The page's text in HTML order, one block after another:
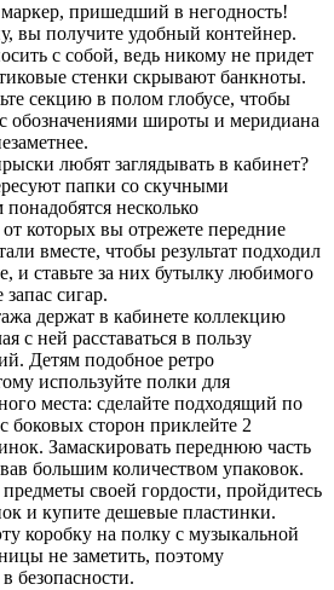
пришедший в негодность!
вы получите удобный контейнер.
с собой, ведь никому не придет
стенки скрывают банкноты.
секцию в полом глобусе, чтобы
обозначениями широты и меридиана
любят заглядывать в кабинет?
папки со скучными
несколько
которых вы отрежете передние
вместе, чтобы результат подходил
и ставьте за них бутылку любимого
сигар.
держат в кабинете коллекцию
с ней расставаться в пользу
Детям подобное ретро
используйте полки для
места: сделайте подходящий по
боковых сторон приклейте 2
Замаскировать переднюю часть
большим количеством упаковок.
своей гордости, пройдитесь
и купите дешевые пластинки.
коробку на полку с музыкальной
не заметить, поэтому
безопасности.